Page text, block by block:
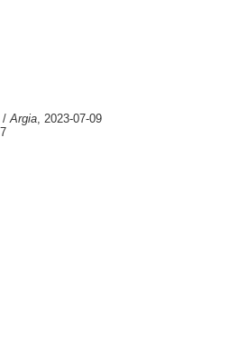
/Argia, 2023-07-09